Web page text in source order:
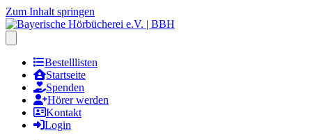
Zum Inhalt springen
Bestelllisten
Startseite
Spenden
Hörer werden
Kontakt
Login